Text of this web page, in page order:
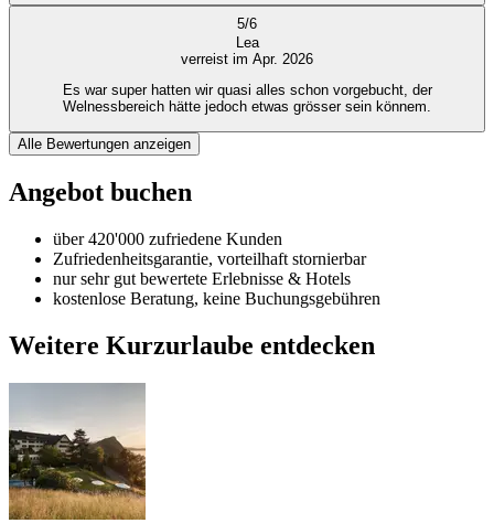
5/6
Lea
verreist im Apr. 2026
Es war super hatten wir quasi alles schon vorgebucht, der
Welnessbereich hätte jedoch etwas grösser sein könnem.
Alle Bewertungen anzeigen
Angebot buchen
über 420'000 zufriedene Kunden
Zufriedenheitsgarantie, vorteilhaft stornierbar
nur sehr gut bewertete Erlebnisse & Hotels
kostenlose Beratung, keine Buchungsgebühren
Weitere Kurzurlaube entdecken